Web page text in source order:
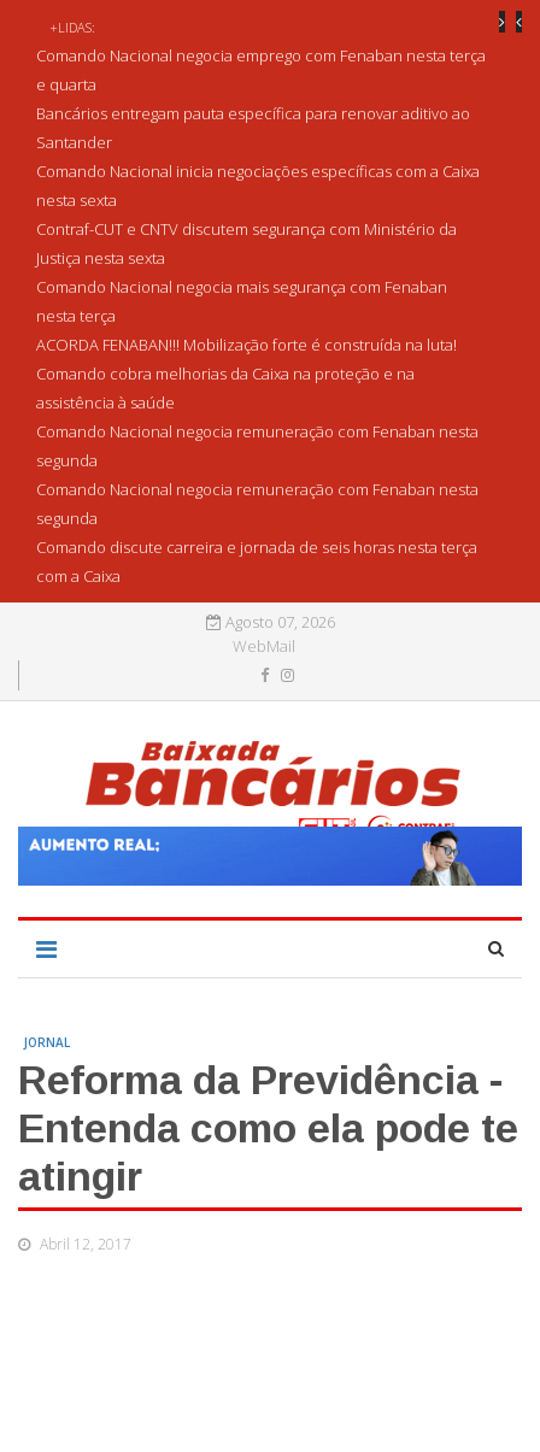
+LIDAS:
Comando Nacional negocia emprego com Fenaban nesta terça
e quarta
Bancários entregam pauta específica para renovar aditivo ao
Santander
Comando Nacional inicia negociações específicas com a Caixa
nesta sexta
Contraf-CUT e CNTV discutem segurança com Ministério da
Justiça nesta sexta
Comando Nacional negocia mais segurança com Fenaban
nesta terça
ACORDA FENABAN!!! Mobilização forte é construída na luta!
Comando cobra melhorias da Caixa na proteção e na
assistência à saúde
Comando Nacional negocia remuneração com Fenaban nesta
segunda
Comando Nacional negocia remuneração com Fenaban nesta
segunda
Comando discute carreira e jornada de seis horas nesta terça
com a Caixa
Agosto 07, 2026
WebMail
JORNAL
Reforma da Previdência -
Entenda como ela pode te
atingir
Abril 12, 2017